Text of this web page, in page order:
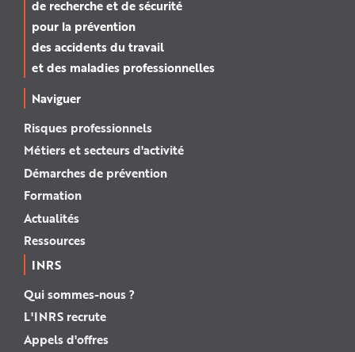
de recherche et de sécurité
pour la prévention
des accidents du travail
et des maladies professionnelles
Naviguer
Risques professionnels
Métiers et secteurs d'activité
Démarches de prévention
Formation
Actualités
Ressources
INRS
Qui sommes-nous ?
L'INRS recrute
Appels d'offres